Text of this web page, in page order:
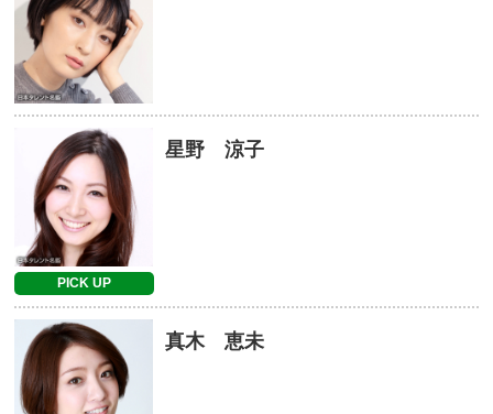
PICK UP
星野 涼子
真木 恵未